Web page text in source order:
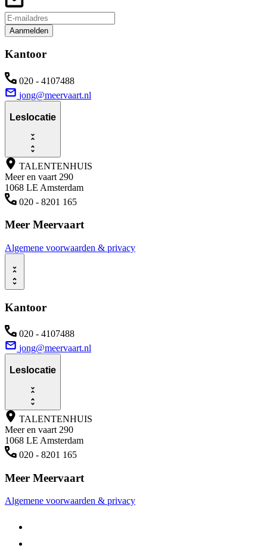
Aanmelden
Kantoor
020 - 4107488
jong@meervaart.nl
Leslocatie
TALENTENHUIS
Meer en vaart 290
1068 LE Amsterdam
020 - 8201 165
Meer Meervaart
Algemene voorwaarden & privacy
Kantoor
020 - 4107488
jong@meervaart.nl
Leslocatie
TALENTENHUIS
Meer en vaart 290
1068 LE Amsterdam
020 - 8201 165
Meer Meervaart
Algemene voorwaarden & privacy